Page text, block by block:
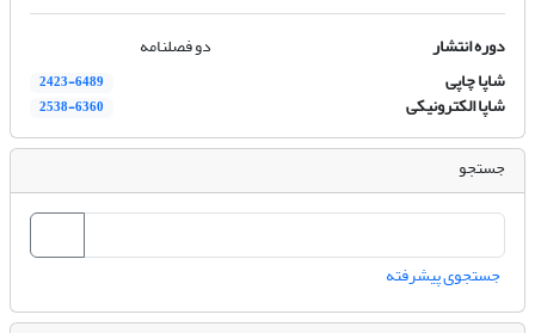
دوره انتشار
دو فصلنامه
شاپا چاپی
2423-6489
شاپا الکترونیکی 2538-6360
جستجو
جستجوی پیشرفته